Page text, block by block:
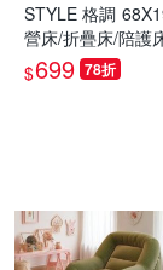
STYLE 格調
營床/折疊床/陪護
$699 78折